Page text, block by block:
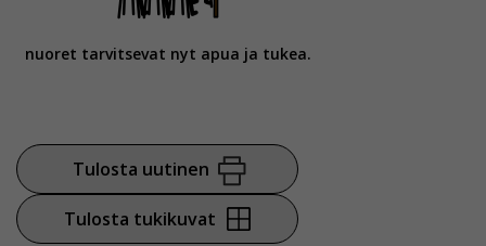
nuoret tarvitsevat nyt apua ja tukea.
Tulosta uutinen
Tulosta tukikuvat